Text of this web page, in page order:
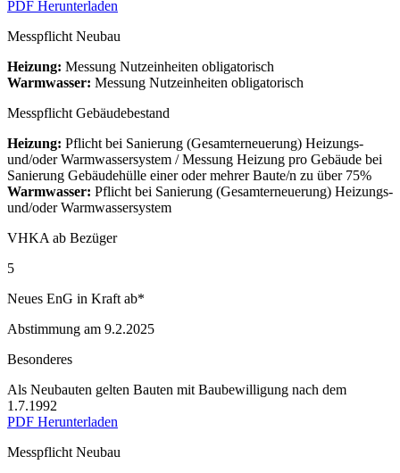
PDF Herunterladen
Messpflicht Neubau
Heizung: Messung Nutzeinheiten obligatorisch
Warmwasser: Messung Nutzeinheiten obligatorisch
Messpflicht Gebäudebestand
Heizung: Pflicht bei Sanierung (Gesamterneuerung) Heizungs-
und/oder Warmwassersystem / Messung Heizung pro Gebäude bei
Sanierung Gebäudehülle einer oder mehrer Baute/n zu über 75%
Warmwasser: Pflicht bei Sanierung (Gesamterneuerung) Heizungs-
und/oder Warmwassersystem
VHKA ab Bezüger
5
Neues EnG in Kraft ab*
Abstimmung am 9.2.2025
Besonderes
Als Neubauten gelten Bauten mit Baubewilligung nach dem
1.7.1992
PDF Herunterladen
Messpflicht Neubau